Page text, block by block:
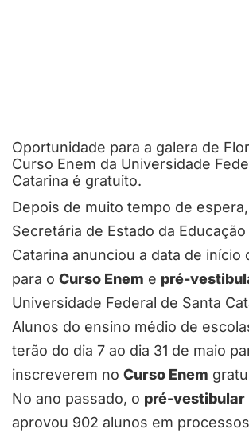
Oportunidade para a galera de
Curso Enem da Universidade
Catarina é gratuito.
Depois de muito tempo de
Secretária de Estado da
Catarina anunciou a data de início
para o Curso Enem e pré-
Universidade Federal de Santa
Alunos do ensino médio de
terão do dia 7 ao dia 31 de maio
inscreverem no Curso Enem
No ano passado, o pré-vestibular
aprovou 902 alunos em